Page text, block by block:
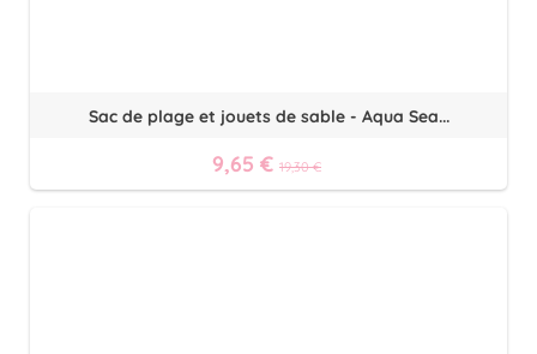
Sac de plage et jouets de sable - Aqua Sea...
9,65 € 19,30 €